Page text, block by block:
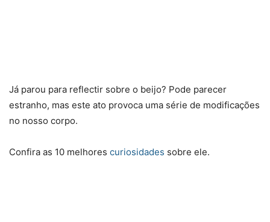
Já parou para reflectir sobre o beijo? Pode parecer
estranho, mas este ato provoca uma série de modificações
no nosso corpo.
Confira as 10 melhores curiosidades sobre ele.